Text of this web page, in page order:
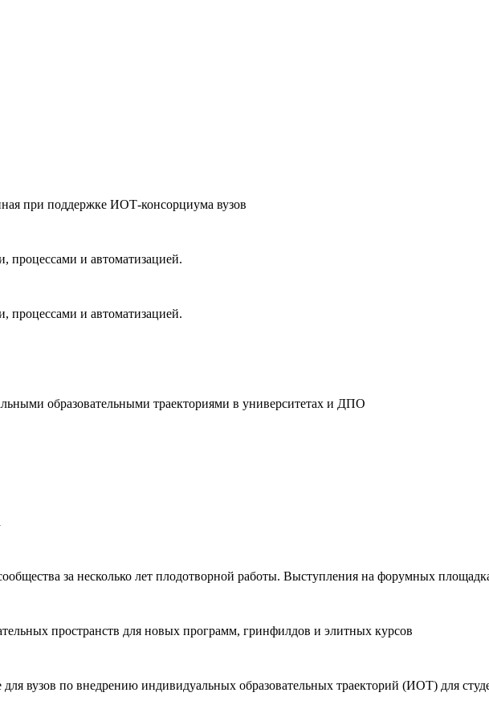
при поддержке ИОТ-консорциума вузов
процессами и автоматизацией.
процессами и автоматизацией.
образовательными траекториями в университетах и ДПО
за несколько лет плодотворной работы. Выступления на форумных
пространств для новых программ, гринфилдов и элитных курсов
вузов по внедрению индивидуальных образовательных траекторий (ИОТ) для